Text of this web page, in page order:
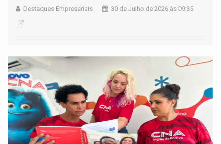
Destaques Empresariais 30 de Julho de 2026 às 09:35